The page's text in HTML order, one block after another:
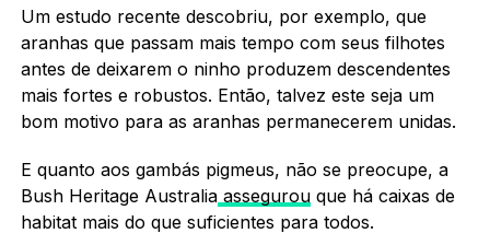
Um estudo recente descobriu, por exemplo, que
aranhas que passam mais tempo com seus filhotes
antes de deixarem o ninho produzem descendentes
mais fortes e robustos. Então, talvez este seja um
bom motivo para as aranhas permanecerem unidas.
E quanto aos gambás pigmeus, não se preocupe, a
Bush Heritage Australiaassegurouque há caixas de
habitat mais do que suficientes para todos.